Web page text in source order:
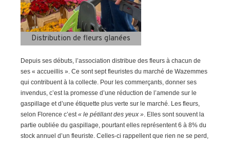
Distribution de fleurs glanées
Depuis ses débuts, l’association distribue des fleurs à chacun de
ses « accueillis ». Ce sont sept fleuristes du marché de Wazemmes
qui contribuent à la collecte. Pour les commerçants, donner ses
invendus, c’est la promesse d’une réduction de l’amende sur le
gaspillage et d’une étiquette plus verte sur le marché. Les fleurs,
selon Florence c’est « le pétillant des yeux » . Elles sont souvent la
partie oubliée du gaspillage, pourtant elles représentent 6 à 8% du
stock annuel d’un fleuriste. Celles-ci rappellent que rien ne se perd,